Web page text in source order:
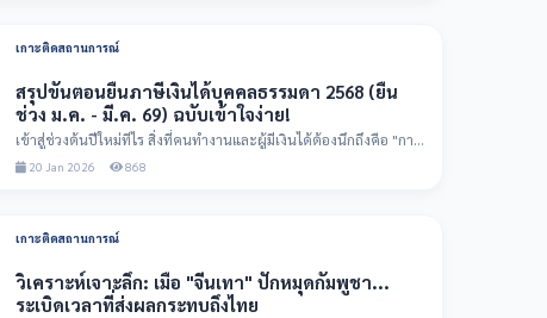
เกาะติดสถานการณ์
สรุปขั้นตอนยื่นภาษีเงินได้บุคคลธรรมดา 2568 (ยื่น
ช่วง ม.ค. - มี.ค. 69) ฉบับเข้าใจง่าย!
เข้าสู่ช่วงต้นปีใหม่ทีไร สิ่งที่คนทำงานและผู้มีเงินได้ต้องนึกถึงคือ "การ
ยื่นภาษี...
20 Jan 2026 868
เกาะติดสถานการณ์
วิเคราะห์เจาะลึก: เมื่อ "จีนเทา" ปักหมุดกัมพูชา...
ระเบิดเวลาที่ส่งผลกระทบถึงไทย